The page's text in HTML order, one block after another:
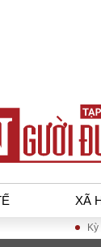
XÃ
Kỳ họp